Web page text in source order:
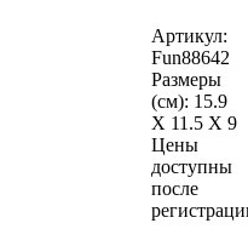
Артикул:
Fun88642
Размеры
(см): 15.9
X 11.5 X 9
Цены
доступны
после